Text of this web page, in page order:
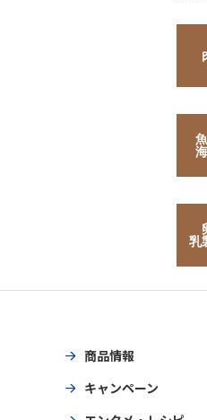
乳
商品情報
キャンペーン